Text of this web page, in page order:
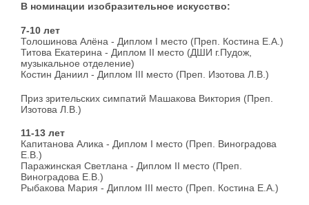
В номинации изобразительное искусство:
7-10 лет
Толошинова Алёна - Диплом I место (Преп. Костина Е.А.)
Титова Екатерина - Диплом II место (ДШИ г.Пудож,
музыкальное отделение)
Костин Даниил - Диплом III место (Преп. Изотова Л.В.)
Приз зрительских симпатий Машакова Виктория (Преп.
Изотова Л.В.)
11-13 лет
Капитанова Алика - Диплом I место (Преп. Виноградова
Е.В.)
Паражинская Светлана - Диплом II место (Преп.
Виноградова Е.В.)
Рыбакова Мария - Диплом III место (Преп. Костина Е.А.)